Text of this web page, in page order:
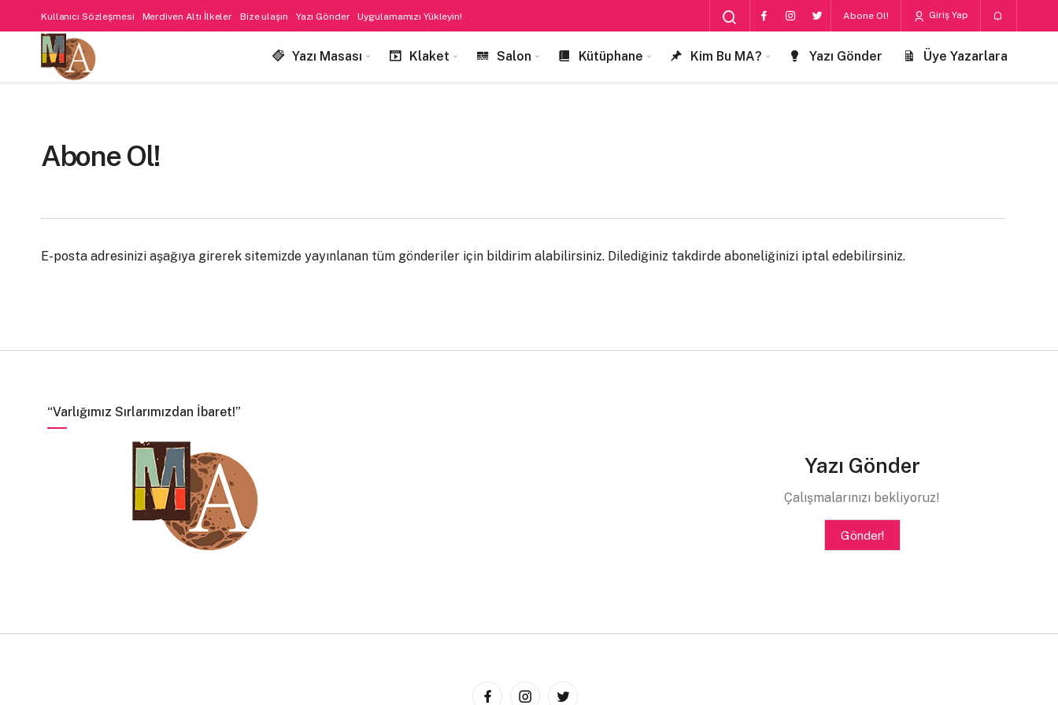
Kullanıcı Sözleşmesi Merdiven Altı İlkeler Bize ulaşın Yazı Gönder Uygulamamızı Yükleyin! Abone Ol! Giriş Yap
Yazı Masası Klaket Salon Kütüphane Kim Bu MA? Yazı Gönder Üye Yazarlara
Abone Ol!
E-posta adresinizi aşağıya girerek sitemizde yayınlanan tüm gönderiler için bildirim alabilirsiniz. Dilediğiniz takdirde aboneliğinizi iptal edebilirsiniz.
“Varlığımız Sırlarımızdan İbaret!”
Yazı Gönder
Çalışmalarınızı bekliyoruz!
Gönder!